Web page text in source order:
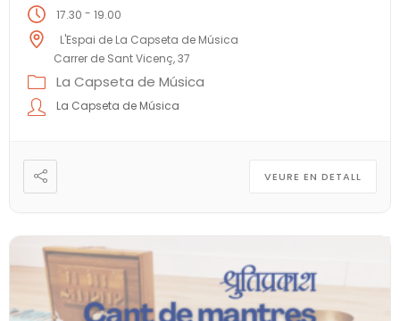
17.30 - 19.00
L'Espai de La Capseta de Música
Carrer de Sant Vicenç, 37
La Capseta de Música
La Capseta de Música
VEURE EN DETALL